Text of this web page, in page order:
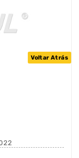
Voltar Atrás